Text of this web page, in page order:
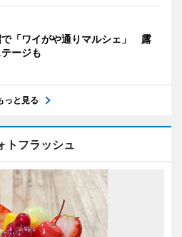
で「ワイがや通りマルシェ」 露
ージも
っと見る
トフラッシュ